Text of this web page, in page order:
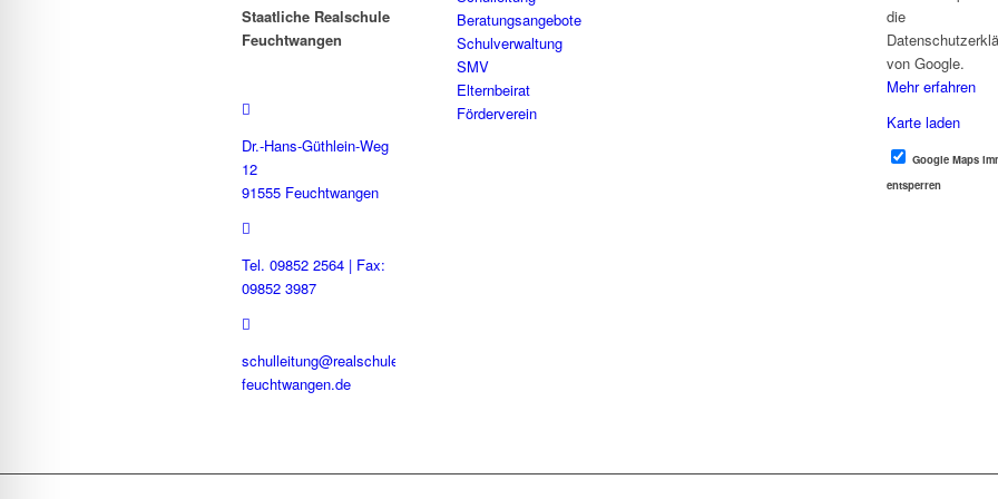
Staatliche Realschule
Feuchtwangen
Dr.-Hans-Güthlein-Weg
12
91555 Feuchtwangen
Tel. 09852 2564 | Fax:
09852 3987
schulleitung@realschule-
feuchtwangen.de
Beratungsangebote
Schulverwaltung
SMV
Elternbeirat
Förderverein
die
von Google.
Mehr erfahren
Karte laden
Google Maps
entsperren